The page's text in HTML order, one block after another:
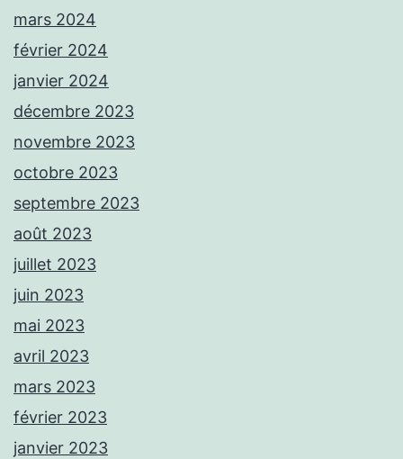
mars 2024
février 2024
janvier 2024
décembre 2023
novembre 2023
octobre 2023
septembre 2023
août 2023
juillet 2023
juin 2023
mai 2023
avril 2023
mars 2023
février 2023
janvier 2023